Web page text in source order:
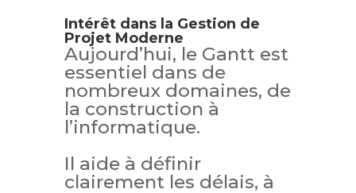
Intérêt dans la Gestion de
Projet Moderne
Aujourd’hui, le Gantt est
essentiel dans de
nombreux domaines, de
la construction à
l’informatique.
Il aide à définir
clairement les délais, à